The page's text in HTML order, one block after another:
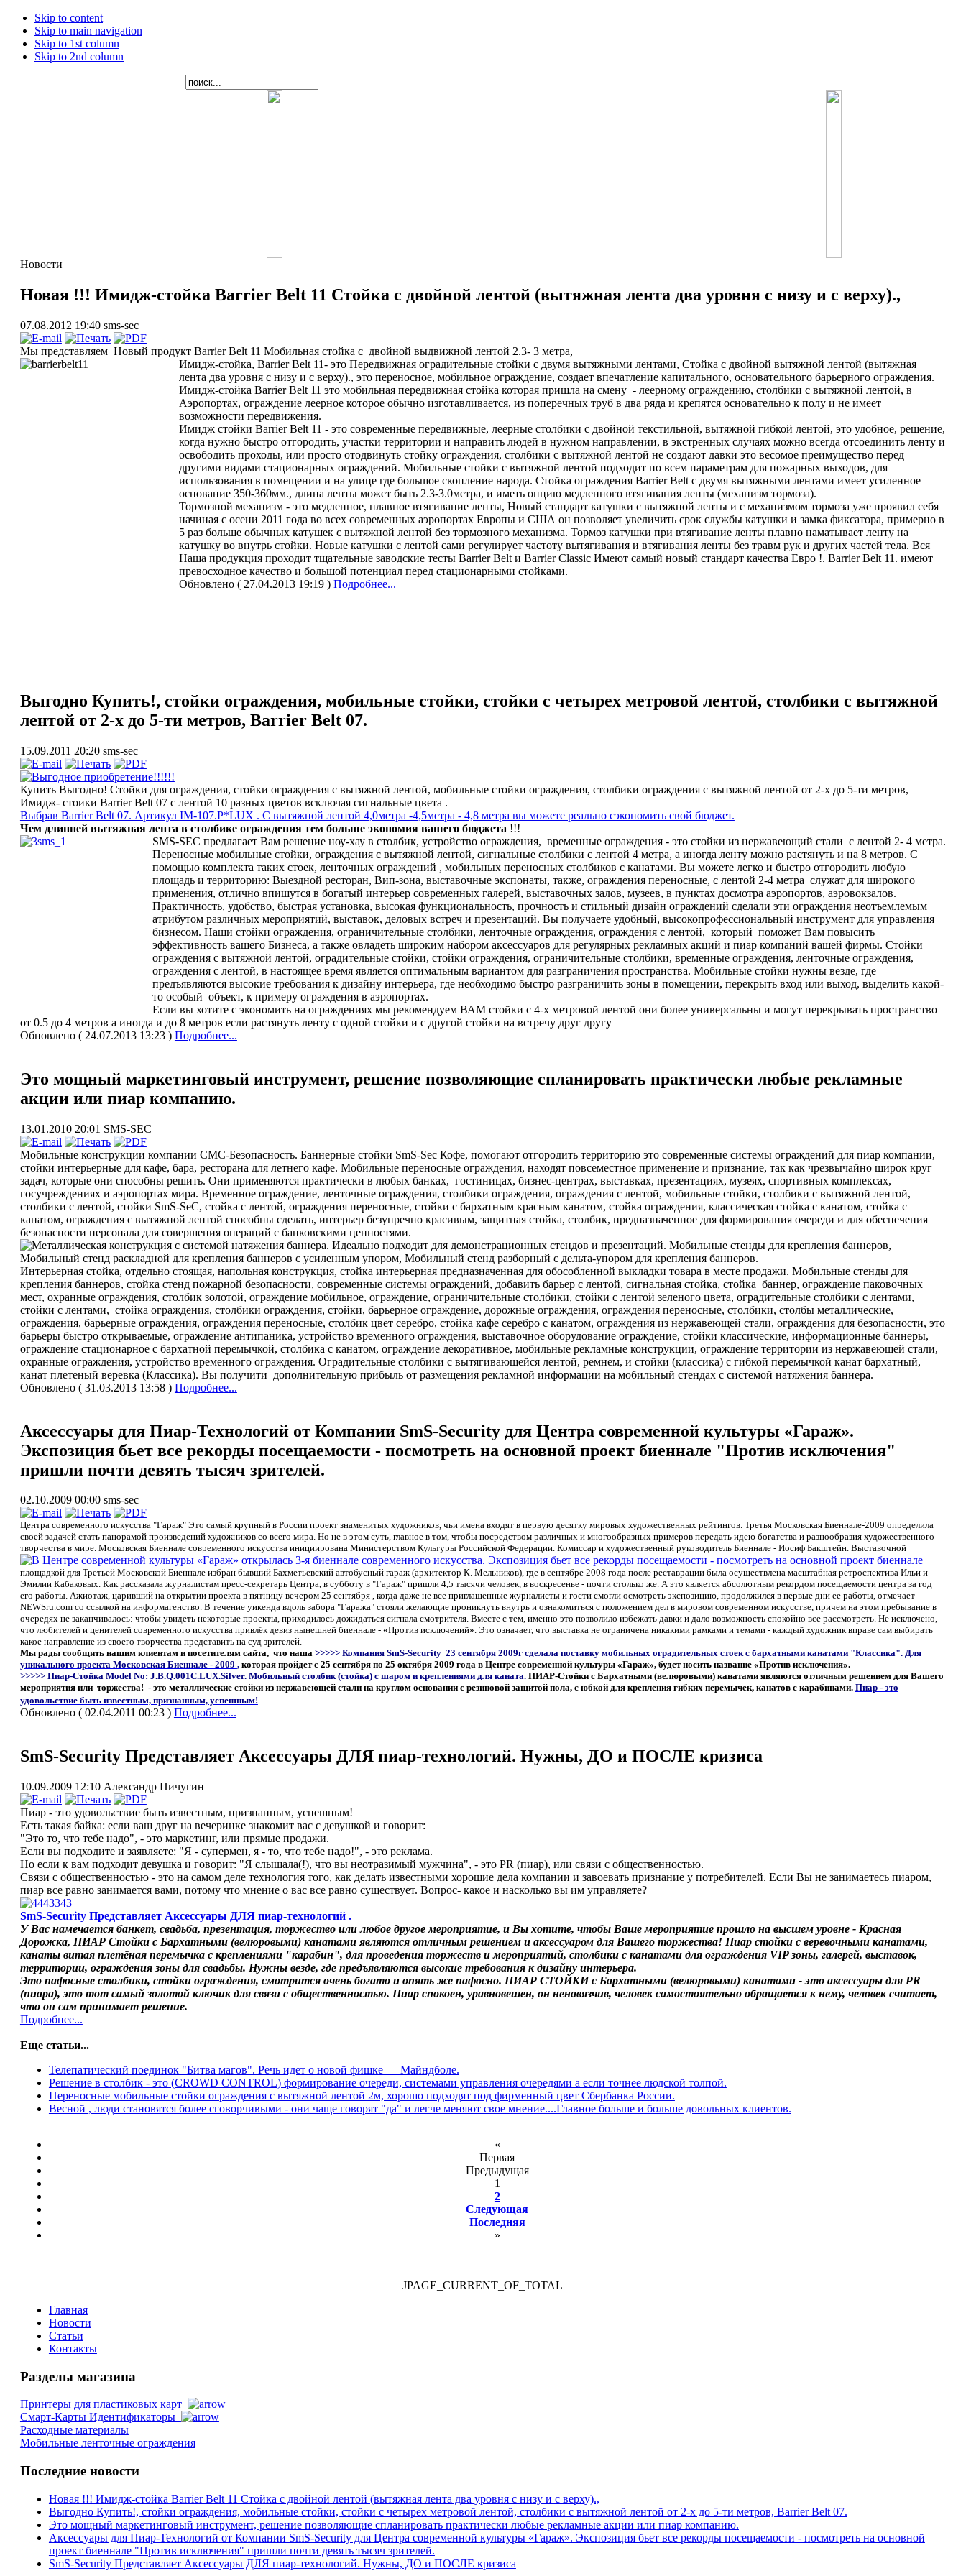
Skip to content
Skip to main navigation
Skip to 1st column
Skip to 2nd column
Новости
Новая !!! Имидж-стойка Barrier Belt 11 Стойка с двойной лентой (вытяжная лента два уровня с низу и с верху).,
07.08.2012 19:40 sms-sec
Мы представляем Новый продукт Barrier Belt 11 Мобильная стойка с двойной выдвижной лентой 2.3- 3 метра,
Имидж-стойка, Barrier Belt 11- это Передвижная оградительные стойки c двумя вытяжными лентами, Стойка с двойной вытяжной лентой (вытяжная
лента два уровня с низу и с верху)., это переносное, мобильное ограждение, создает впечатление капитального, основательного барьерного ограждения.
Имидж-стойка Barrier Belt 11 это мобильная передвижная стойка которая пришла на смену - леерному ограждению, столбики с вытяжной лентой, в
Аэропортах, ограждение леерное которое обычно изготавливается, из поперечных труб в два ряда и крепятся основательно к полу и не имеет
возможности передвижения.
Имидж стойки Barrier Belt 11 - это современные передвижные, леерные столбики с двойной текстильной, вытяжной гибкой лентой, это удобное, решение,
когда нужно быстро отгородить, участки территории и направить людей в нужном направлении, в экстренных случаях можно всегда отсоединить ленту и
освободить проходы, или просто отодвинуть стойку ограждения, столбики с вытяжной лентой не создают давки это весомое преимущество перед
другими видами стационарных ограждений. Мобильные стойки с вытяжной лентой подходит по всем параметрам для пожарных выходов, для
использования в помещении и на улице где большое скопление народа. Стойка ограждения Barrier Belt с двумя вытяжными лентами имеет усиленное
основание 350-360мм., длина ленты может быть 2.3-3.0метра, и иметь опцию медленного втягивания ленты (механизм тормоза).
Тормозной механизм - это медленное, плавное втягивание ленты, Новый стандарт катушки с вытяжной ленты и с механизмом тормоза уже проявил себя
начиная с осени 2011 года во всех современных аэропортах Европы и США он позволяет увеличить срок службы катушки и замка фиксатора, примерно в
5 раз больше обычных катушек с вытяжной лентой без тормозного механизма. Тормоз катушки при втягивание ленты плавно наматывает ленту на
катушку во внутрь стойки. Новые катушки с лентой сами регулирует частоту вытягивания и втягивания ленты без травм рук и других частей тела. Вся
Наша продукция проходит тщательные заводские тесты Barrier Belt и Barrier Classic Имеют самый новый стандарт качества Евро !. Barrier Belt 11. имеют
превосходное качество и большой потенциал перед стационарными стойками.
Обновлено ( 27.04.2013 19:19 ) Подробнее...
Выгодно Купить!, стойки ограждения, мобильные стойки, стойки с четырех метровой лентой, столбики с вытяжной
лентой от 2-х до 5-ти метров, Barrier Belt 07.
15.09.2011 20:20 sms-sec
Выгодное приобретение!!!!!!
Купить Выгодно! Стойки для ограждения, стойки ограждения с вытяжной лентой, мобильные стойки ограждения, столбики ограждения с вытяжной лентой от 2-х до 5-ти метров,
Имидж- стоики Barrier Belt 07 c лентой 10 разных цветов всключая сигнальные цвета .
Выбрав Barrier Belt 07. Артикул IM-107.P*LUX . С вытяжной лентой 4,0метра -4,5метра - 4,8 метра вы можете реально сэкономить свой бюджет.
Чем длинней вытяжная лента в столбике ограждения тем больше экономия вашего бюджета !!!
SMS-SEC предлагает Вам решение ноу-хау в столбик, устройство ограждения, временные ограждения - это стойки из нержавеющий стали с лентой 2- 4 метра.
Переносные мобильные стойки, ограждения с вытяжной лентой, сигнальные столбики с лентой 4 метра, а иногда ленту можно растянуть и на 8 метров. С
помощью комплекта таких стоек, ленточных ограждений , мобильных переносных столбиков с канатами. Вы можете легко и быстро отгородить любую
площадь и территорию: Выездной ресторан, Вип-зона, выставочные экспонаты, также, ограждения переносные, с лентой 2-4 метра служат для широкого
применения, отлично впишутся в богатый интерьер современных галерей, выставочных залов, музеев, в пунктах досмотра аэропортов, аэровокзалов.
Практичность, удобство, быстрая установка, высокая функциональность, прочность и стильный дизайн ограждений сделали эти ограждения неотъемлемым
атрибутом различных мероприятий, выставок, деловых встреч и презентаций. Вы получаете удобный, высокопрофессиональный инструмент для управления
бизнесом. Наши стойки ограждения, ограничительные столбики, ленточные ограждения, ограждения с лентой, который поможет Вам повысить
эффективность вашего Бизнеса, а также овладеть широким набором аксессуаров для регулярных рекламных акций и пиар компаний вашей фирмы. Стойки
ограждения с вытяжной лентой, оградительные стойки, стойки ограждения, ограничительные столбики, временные ограждения, ленточные ограждения,
ограждения с лентой, в настоящее время является оптимальным вариантом для разграничения пространства. Мобильные стойки нужны везде, где
предъявляются высокие требования к дизайну интерьера, где необходимо быстро разграничить зоны в помещении, перекрыть вход или выход, выделить какой-
то особый объект, к примеру ограждения в аэропортах.
Если вы хотите с экономить на ограждениях мы рекомендуем ВАМ стойки с 4-х метровой лентой они более универсальны и могут перекрывать пространство
от 0.5 до 4 метров а иногда и до 8 метров если растянуть ленту с одной стойки и с другой стойки на встречу друг другу
Обновлено ( 24.07.2013 13:23 ) Подробнее...
Это мощный маркетинговый инструмент, решение позволяющие спланировать практически любые рекламные
акции или пиар компанию.
13.01.2010 20:01 SMS-SEC
Мобильные конструкции компании СМС-Безопасность. Баннерные стойки SmS-Sec Кофе, помогают отгородить территорию это современные системы ограждений для пиар компании,
стойки интерьерные для кафе, бара, ресторана для летнего кафе. Мобильные переносные ограждения, находят повсеместное применение и признание, так как чрезвычайно широк круг
задач, которые они способны решить. Они применяются практически в любых банках, гостиницах, бизнес-центрах, выставках, презентациях, музеях, спортивных комплексах,
госучреждениях и аэропортах мира. Временное ограждение, ленточные ограждения, столбики ограждения, ограждения с лентой, мобильные стойки, столбики с вытяжной лентой,
столбики с лентой, стойки SmS-SeC, стойка с лентой, ограждения переносные, стойки с бархатным красным канатом, стойка ограждения, классическая стойка с канатом, стойка с
канатом, ограждения с вытяжной лентой способны сделать, интерьер безупречно красивым, защитная стойка, столбик, предназначенное для формирования очереди и для обеспечения
безопасности персонала для совершения операций с банковскими ценностями.
Интерьерная стойка, отдельно стоящая, напольная конструкция, стойка интерьерная предназначенная для обособленной выкладки товара в месте продажи. Мобильные стенды для
крепления баннеров, стойка стенд пожарной безопасности, современные системы ограждений, добавить барьер c лентой, сигнальная стойка, стойка баннер, ограждение паковочных
мест, охранные ограждения, столбик золотой, ограждение мобильное, ограждение, ограничительные столбики, стойки c лентой зеленого цвета, оградительные столбики с лентами,
стойки с лентами, стойка ограждения, столбики ограждения, стойки, барьерное ограждение, дорожные ограждения, ограждения переносные, столбики, столбы металлические,
ограждения, барьерные ограждения, ограждения переносные, столбик цвет серебро, стойка кафе серебро с канатом, ограждения из нержавеющей стали, ограждения для безопасности, это
барьеры быстро открываемые, ограждение антипаника, устройство временного ограждения, выставочное оборудование ограждение, стойки классические, информационные баннеры,
ограждение стационарное с бархатной перемычкой, столбика с канатом, ограждение декоративное, мобильные рекламные конструкции, ограждение территории из нержавеющей стали,
охранные ограждения, устройство временного ограждения. Оградительные столбики с вытягивающейся лентой, ремнем, и стойки (классика) с гибкой перемычкой канат бархатный,
канат плетеный веревка (Классика). Вы получити дополнительную прибыль от размещения рекламной информации на мобильный стендах с системой натяжения баннера.
Обновлено ( 31.03.2013 13:58 ) Подробнее...
Аксессуары для Пиар-Технологий от Компании SmS-Security для Центра современной культуры «Гараж».
Экспозиция бьет все рекорды посещаемости - посмотреть на основной проект биеннале "Против исключения"
пришли почти девять тысяч зрителей.
02.10.2009 00:00 sms-sec
Центра современного искусства "Гараж" Это самый крупный в России проект знаменитых художников, чьи имена входят в первую десятку мировых художественных рейтингов. Третья Московская Биеннале-2009 определила
своей задачей стать панорамой произведений художников со всего мира. Но не в этом суть, главное в том, чтобы посредством различных и многообразных примеров передать идею богатства и разнообразия художественного
творчества в мире. Московская Биеннале современного искусства инициирована Министерством Культуры Российской Федерации. Комиссар и художественный руководитель Биеннале - Иосиф Бакштейн. Выставочной
площадкой для Третьей Московской Биеннале избран бывший Бахметьевский автобусный гараж (архитектор К. Мельников), где в сентябре 2008 года после реставрации была осуществлена масштабная ретроспектива Ильи и
Эмилии Кабаковых. Как рассказала журналистам пресс-секретарь Центра, в субботу в "Гараж" пришли 4,5 тысячи человек, в воскресенье - почти столько же. А это является абсолютным рекордом посещаемости центра за год
его работы. Ажиотаж, царивший на открытии проекта в пятницу вечером 25 сентября , когда даже не все приглашенные журналисты и гости смогли осмотреть экспозицию, продолжился в первые дни ее работы, отмечает
NEWSru.com со ссылкой на информагенство. В течение уикенда вдоль забора "Гаража" стояли желающие проникнуть внутрь и ознакомиться с положением дел в мировом современном искусстве, причем на этом пребывание в
очередях не заканчивалось: чтобы увидеть некоторые проекты, приходилось дожидаться сигнала смотрителя. Вместе с тем, именно это позволило избежать давки и дало возможность спокойно все рассмотреть. Не исключено,
что любителей и ценителей современного искусства привлёк девиз нынешней биеннале - «Против исключений». Это означает, что выставка не ограничена никакими рамками и темами - каждый художник вправе сам выбирать
какое направление из своего творчества представить на суд зрителей.
Мы рады сообщить нашим клиентам и посетителям сайта, что наша >>>>> Компания SmS-Security 23 сентября 2009г сделала поставку мобильных оградительных стоек с бархатными канатами "Классика". Для
уникального проекта Московская Биеннале - 2009 , которая пройдет с 25 сентября по 25 октября 2009 года в Центре современной культуры «Гараж», будет носить название «Против исключения».
>>>>> Пиар-Стойка Model No: J.B.Q.001С.LUX.Silver. Мобильный столбик (стойка) с шаром и креплениями для каната. ПИАР-Стойки с Бархатными (велюровыми) канатами являются отличным решением для Вашего
мероприятия или торжества! - это металлические стойки из нержавеющей стали на круглом основании с резиновой защитой пола, с юбкой для крепления гибких перемычек, канатов с карабинами. Пиар - это
удовольствие быть известным, признанным, успешным!
Обновлено ( 02.04.2011 00:23 ) Подробнее...
SmS-Security Представляет Аксессуары ДЛЯ пиар-технологий. Нужны, ДО и ПОСЛЕ кризиса
10.09.2009 12:10 Александр Пичугин
Пиар - это удовольствие быть известным, признанным, успешным!
Есть такая байка: если ваш друг на вечеринке знакомит вас с девушкой и говорит:
"Это то, что тебе надо", - это маркетинг, или прямые продажи.
Если вы подходите и заявляете: "Я - супермен, я - то, что тебе надо!", - это реклама.
Но если к вам подходит девушка и говорит: "Я слышала(!), что вы неотразимый мужчина", - это PR (пиар), или связи с общественностью.
Связи с общественностью - это на самом деле технология того, как делать известными хорошие дела компании и завоевать признание у потребителей. Если Вы не занимаетесь пиаром,
пиар все равно занимается вами, потому что мнение о вас все равно существует. Вопрос- какое и насколько вы им управляете?
SmS-Security Представляет Аксессуары ДЛЯ пиар-технологий .
У Вас намечается банкет, свадьба, презентация, торжество или любое другое мероприятие, и Вы хотите, чтобы Ваше мероприятие прошло на высшем уровне - Красная
Дорожка, ПИАР Стойки с Бархатными (велюровыми) канатами являются отличным решением и аксессуаром для Вашего торжества! Пиар стойки с веревочными канатами,
канаты витая плетёная перемычка с креплениями "карабин", для проведения торжеств и мероприятий, столбики с канатами для ограждения VIP зоны, галерей, выставок,
территории, ограждения зоны для свадьбы. Нужны везде, где предъявляются высокие требования к дизайну интерьера.
Это пафосные столбики, стойки ограждения, смотрится очень богато и опять же пафосно. ПИАР СТОЙКИ с Бархатными (велюровыми) канатами - это аксессуары для PR
(пиара), это тот самый золотой ключик для связи с общественностью. Пиар спокоен, уравновешен, он ненавязчив, человек самостоятельно обращается к нему, человек считает,
что он сам принимает решение.
Подробнее...
Еще статьи...
Телепатический поединок "Битва магов". Речь идет о новой фишке — Майндболе.
Решение в столбик - это (CROWD CONTROL) формирование очереди, системами управления очередями а если точнее людской толпой.
Переносные мобильные стойки ограждения с вытяжной лентой 2м, хорошо подходят под фирменный цвет Сбербанка России.
Весной , люди становятся более сговорчивыми - они чаще говорят "да" и легче меняют свое мнение....Главное больше и больше довольных клиентов.
«
Первая
Предыдущая
1
2
Следующая
Последняя
»
JPAGE_CURRENT_OF_TOTAL
Главная
Новости
Статьи
Контакты
Разделы магазина
Принтеры для пластиковых карт
Смарт-Карты Идентификаторы
Расходные материалы
Мобильные ленточные ограждения
Последние новости
Новая !!! Имидж-стойка Barrier Belt 11 Стойка с двойной лентой (вытяжная лента два уровня с низу и с верху).,
Выгодно Купить!, стойки ограждения, мобильные стойки, стойки с четырех метровой лентой, столбики с вытяжной лентой от 2-х до 5-ти метров, Barrier Belt 07.
Это мощный маркетинговый инструмент, решение позволяющие спланировать практически любые рекламные акции или пиар компанию.
Аксессуары для Пиар-Технологий от Компании SmS-Security для Центра современной культуры «Гараж». Экспозиция бьет все рекорды посещаемости - посмотреть на основной
проект биеннале "Против исключения" пришли почти девять тысяч зрителей.
SmS-Security Представляет Аксессуары ДЛЯ пиар-технологий. Нужны, ДО и ПОСЛЕ кризиса